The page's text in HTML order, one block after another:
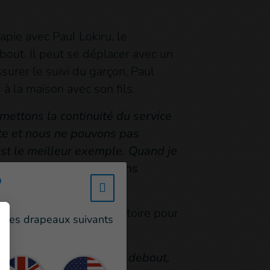
avec Paul Lokiru, le
Il peut se déplacer avec un
le suivi du garçon, Paul
la maison avec son fils.
la continuité du service
et nous ne pouvons pas
le meilleur exemple. Quand je
marcher seul, sans
une immense victoire pour
et ses amis.
se nourrir, de se tenir debout,
drapeaux suivants